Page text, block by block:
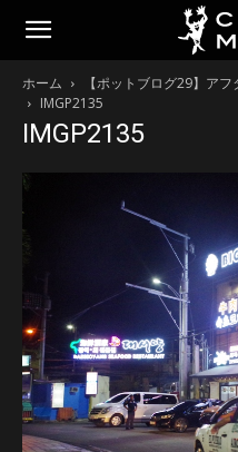
ホーム
【ポットブログ29】ア
IMGP2135
IMGP2135